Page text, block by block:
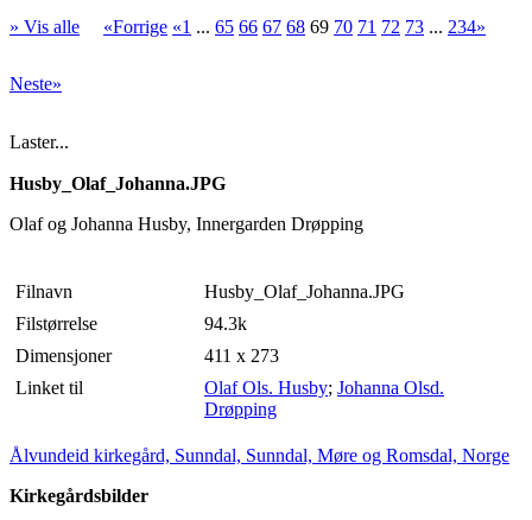
» Vis alle «Forrige «1 ... 65 66 67 68 69 70 71 72 73 ... 234»
Neste»
Laster...
Husby_Olaf_Johanna.JPG
Olaf og Johanna Husby, Innergarden Drøpping
Filnavn
Husby_Olaf_Johanna.JPG
Filstørrelse
94.3k
Dimensjoner
411 x 273
Linket til
Olaf Ols. Husby; Johanna Olsd.
Drøpping
Ålvundeid kirkegård, Sunndal, Sunndal, Møre og Romsdal, Norge
Kirkegårdsbilder